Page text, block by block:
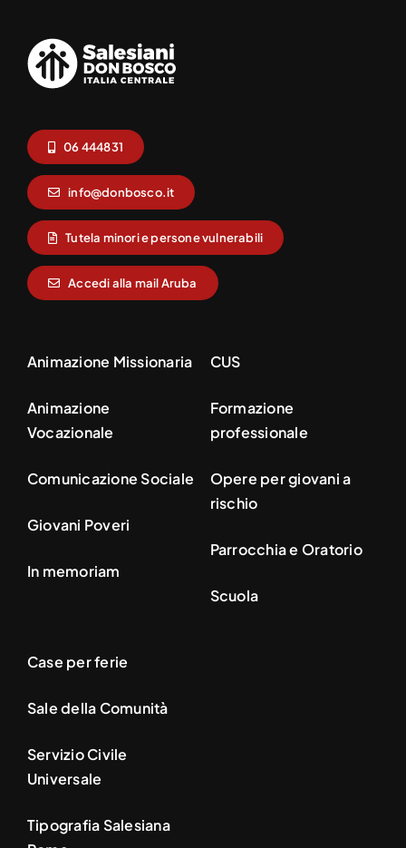
06 444831
info@donbosco.it
Tutela minori e persone vulnerabili
Accedi alla mail Aruba
Animazione Missionaria
Animazione
Vocazionale
Comunicazione Sociale
Giovani Poveri
In memoriam
CUS
Formazione
professionale
Opere per giovani a
rischio
Parrocchia e Oratorio
Scuola
Case per ferie
Sale della Comunità
Servizio Civile
Universale
Tipografia Salesiana